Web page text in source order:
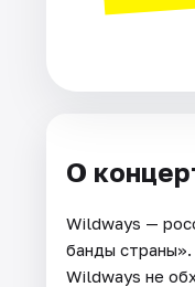
О
Wildways —
банды страны».
Wildways не